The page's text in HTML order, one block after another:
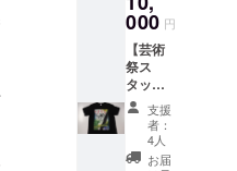
チャンネル
数1000人突
youtuberと
して成立。
町のメディ
アを握る存
コー
カップ
とか置
いとい
たら情
熱で保
温代わ
りには
ンドが
８組存
在し、
１組１
曲オリ
ジナル
ソング
を制
作。 今
000 円
【芸術
祭ス
タッフT
シャツ
（向山
隆之
作）】
支援
者：
4人
お届